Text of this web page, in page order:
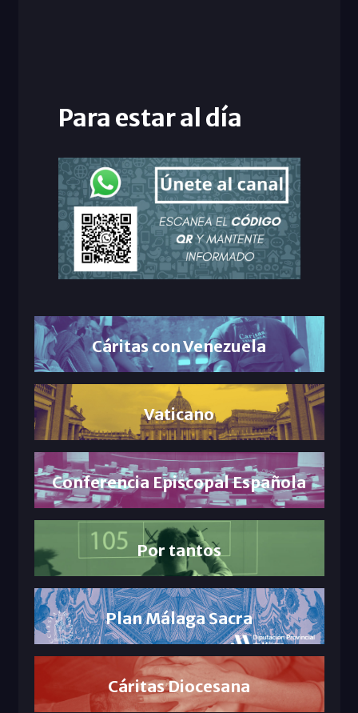
Para estar al día
Cáritas con Venezuela
Vaticano
Conferencia Episcopal Española
Por tantos
Plan Málaga Sacra
Cáritas Diocesana